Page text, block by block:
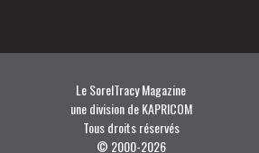
Le SorelTracy Magazine
une division de KAPRICOM
Tous droits réservés
© 2000-2026